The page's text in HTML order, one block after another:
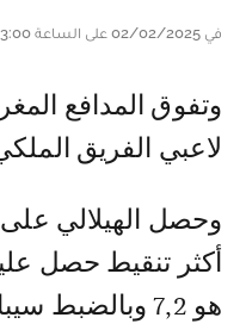
في 02/02/2025 على الساعة 13:00
و تفوق المدافع المغربي لإسبانيول على جميع
لاعبي الفريق
أكثر تنقيط حصل
هو 7,2 وبالضبط سيبايوس.